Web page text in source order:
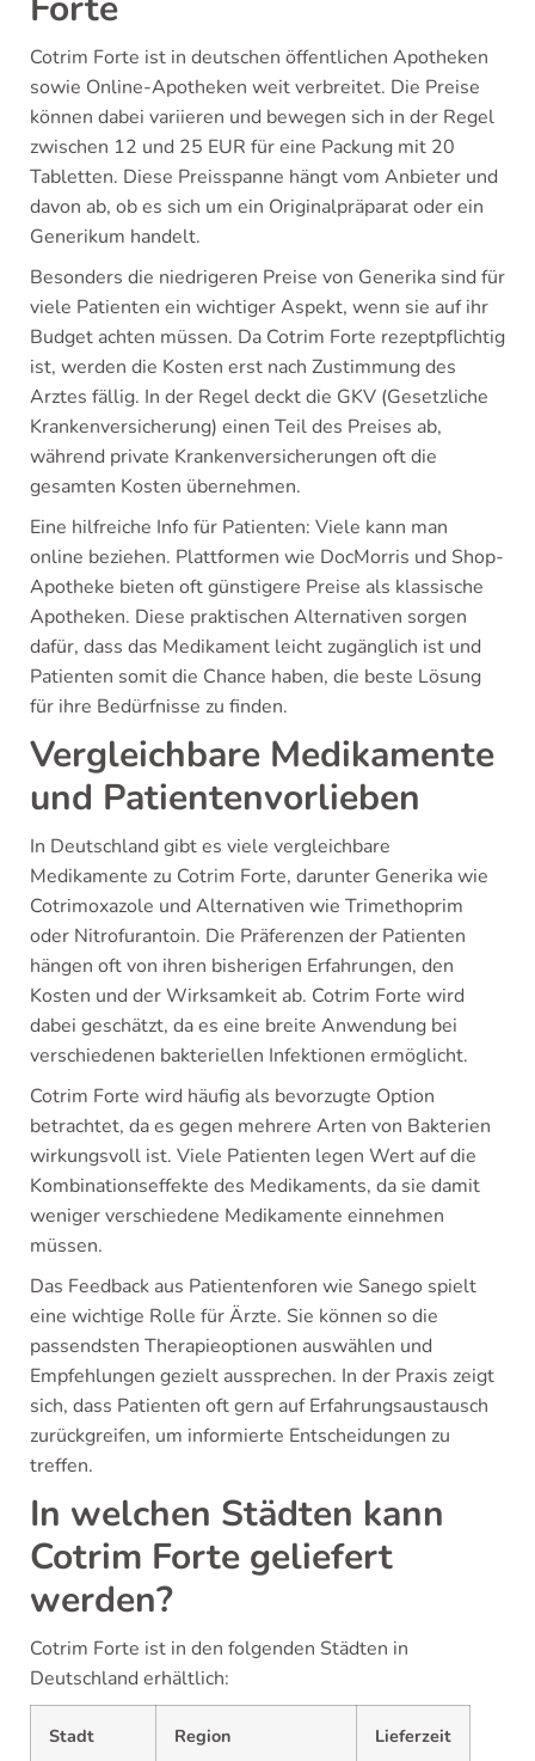
Cotrim Forte ist in deutschen öffentlichen Apotheken
sowie Online-Apotheken weit verbreitet. Die Preise
können dabei variieren und bewegen sich in der Regel
zwischen 12 und 25 EUR für eine Packung mit 20
Tabletten. Diese Preisspanne hängt vom Anbieter und
davon ab, ob es sich um ein Originalpräparat oder ein
Generikum handelt.
Besonders die niedrigeren Preise von Generika sind für
viele Patienten ein wichtiger Aspekt, wenn sie auf ihr
Budget achten müssen. Da Cotrim Forte rezeptpflichtig
ist, werden die Kosten erst nach Zustimmung des
Arztes fällig. In der Regel deckt die GKV (Gesetzliche
Krankenversicherung) einen Teil des Preises ab,
während private Krankenversicherungen oft die
gesamten Kosten übernehmen.
Eine hilfreiche Info für Patienten: Viele kann man
online beziehen. Plattformen wie DocMorris und Shop-
Apotheke bieten oft günstigere Preise als klassische
Apotheken. Diese praktischen Alternativen sorgen
dafür, dass das Medikament leicht zugänglich ist und
Patienten somit die Chance haben, die beste Lösung
für ihre Bedürfnisse zu finden.
Vergleichbare Medikamente
und Patientenvorlieben
In Deutschland gibt es viele vergleichbare
Medikamente zu Cotrim Forte, darunter Generika wie
Cotrimoxazole und Alternativen wie Trimethoprim
oder Nitrofurantoin. Die Präferenzen der Patienten
hängen oft von ihren bisherigen Erfahrungen, den
Kosten und der Wirksamkeit ab. Cotrim Forte wird
dabei geschätzt, da es eine breite Anwendung bei
verschiedenen bakteriellen Infektionen ermöglicht.
Cotrim Forte wird häufig als bevorzugte Option
betrachtet, da es gegen mehrere Arten von Bakterien
wirkungsvoll ist. Viele Patienten legen Wert auf die
Kombinationseffekte des Medikaments, da sie damit
weniger verschiedene Medikamente einnehmen
müssen.
Das Feedback aus Patientenforen wie Sanego spielt
eine wichtige Rolle für Ärzte. Sie können so die
passendsten Therapieoptionen auswählen und
Empfehlungen gezielt aussprechen. In der Praxis zeigt
sich, dass Patienten oft gern auf Erfahrungsaustausch
zurückgreifen, um informierte Entscheidungen zu
treffen.
In welchen Städten kann
Cotrim Forte geliefert
werden?
Cotrim Forte ist in den folgenden Städten in
Deutschland erhältlich:
Stadt Region Lieferzeit